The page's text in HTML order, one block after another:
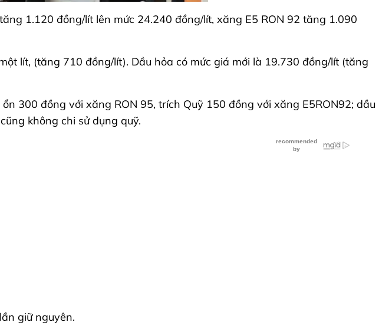
1.120 đồng/lít lên mức 24.240 đồng/lít, xăng E5 RON 92 tăng 1.090
lít, (tăng 710 đồng/lít). Dầu hỏa có mức giá mới là 19.730 đồng/lít (tăng
300 đồng với xăng RON 95, trích Quỹ 150 đồng với xăng E5RON92; dầu
không chi sử dụng quỹ.
giữ nguyên.